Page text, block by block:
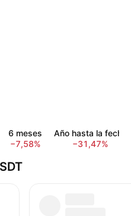
6 meses
−7,58%
Año hasta la fecha
−31,47%